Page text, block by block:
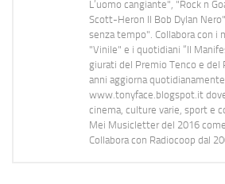
L’uomo cangiante", "Rock n
Scott-Heron Il Bob Dylan
senza tempo". Collabora con i
"Vinile" e i quotidiani “Il
giurati del Premio Tenco e del
anni aggiorna
www.tonyface.blogspot.it
cinema, culture varie, sport e
Mei Musicletter del 2016
Collabora con Radiocoop dal